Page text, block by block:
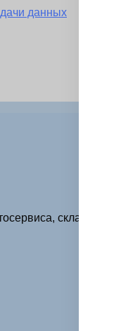
данных
склада и